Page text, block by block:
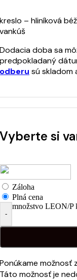
kreslo – hliníková
vankúš
Dodacia doba sa
predpokladaný
odberu sú skladom
Vyberte si
Záloha
Plná cena
-
množstvo LEON/P
Ponúkame možnosť
Táto možnosť je